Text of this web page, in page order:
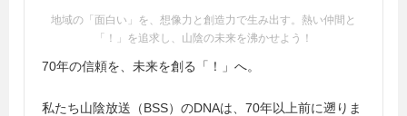
地域の「面白い」を、想像力と創造力で生み出す。熱い仲間と
「！」を追求し、山陰の未来を沸かせよう！
70年の信頼を、未来を創る「！」へ。
私たち山陰放送（BSS）のDNAは、70年以上前に遡りま